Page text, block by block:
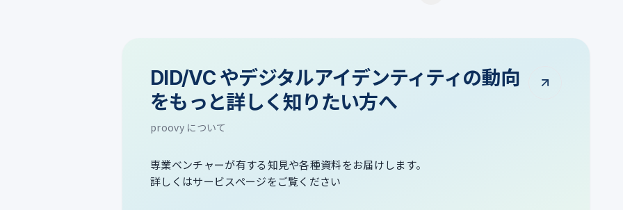
DID/VC やデジタルアイデンティティの動向
をもっと詳しく知りたい方へ
proovy について
専業ベンチャーが有する知見や各種資料をお届けします。
詳しくはサービスページをご覧ください